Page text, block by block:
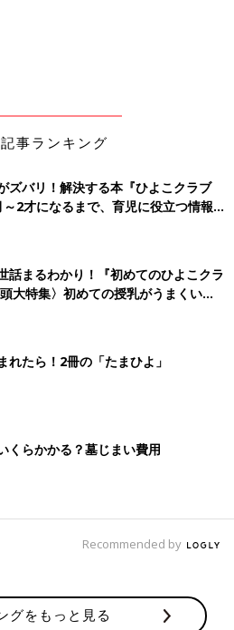
事ランキング
ズバリ！解決する本『ひよこクラブ
2才になるまで、育児に役立つ情報が
話まるわかり！『初めてのひよこクラ
大特集〉初めての授乳がうまくい
ミルクの基本と夏のトラブル 解決テ
れたら！2冊の「たまひよ」
くらかかる？墓じまい費用
Recommended by
グをもっと見る